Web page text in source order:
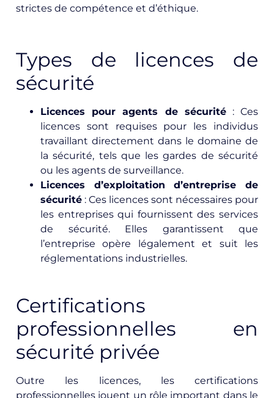
strictes de compétence et d’éthique.
Types de licences de
sécurité
Licences pour agents de sécurité: Ces
licences sont requises pour les individus
travaillant directement dans le domaine de
la sécurité, tels que les gardes de sécurité
ou les agents de surveillance.
Licences d’exploitation d’entreprise de
sécurité : Ces licences sont nécessaires pour
les entreprises qui fournissent des services
de sécurité. Elles garantissent que
l’entreprise opère légalement et suit les
réglementations industrielles.
Certifications
professionnelles en
sécurité privée
Outre les licences, les certifications
professionnelles jouent un rôle important dans le